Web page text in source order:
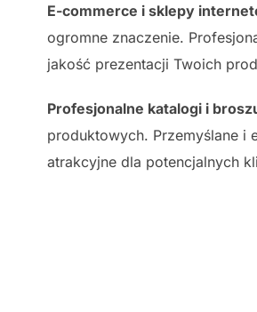
E-commerce i sklepy
ogromne znaczenie.
jakość prezentacji Twoich
Profesjonalne katalogi i
produktowych. Przemyślane i
atrakcyjne dla potencjalnych